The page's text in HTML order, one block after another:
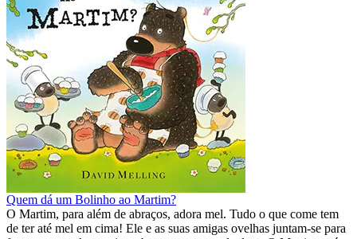
Quem dá um Bolinho ao Martim?
O Martim, para além de abraços, adora mel. Tudo o que come tem
de ter até mel em cima! Ele e as suas amigas ovelhas juntam-se para